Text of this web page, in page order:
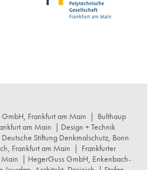
Frankfurt am Main | Bulthaup
am Main | Design + Technik
Deutsche Stiftung Denkmalschutz, Bonn
Frankfurt am Main | Frankfurter
Main | HegerGuss GmbH, Enkenbach-